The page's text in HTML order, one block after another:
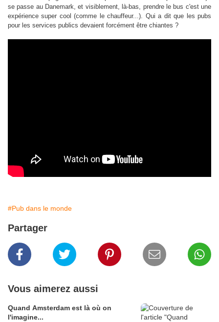
se passe au Danemark, et visiblement, là-bas, prendre le bus c'est une
expérience super cool (comme le chauffeur...). Qui a dit que les pubs
pour les services publics devaient forcément être chiantes ?
#Pub dans le monde
Partager
Vous aimerez aussi
Quand Amsterdam est là où on
l'imagine...